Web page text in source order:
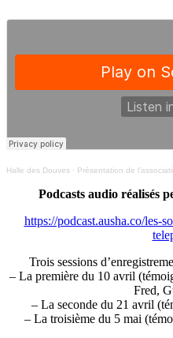
Halle des Douves · Présentation de
Podcasts audio réalisés
https://podcast.ausha.co/les-
Trois sessions
– La première du 10 avril
Fred,
– La seconde du 21 avril
– La troisième du 5 mai